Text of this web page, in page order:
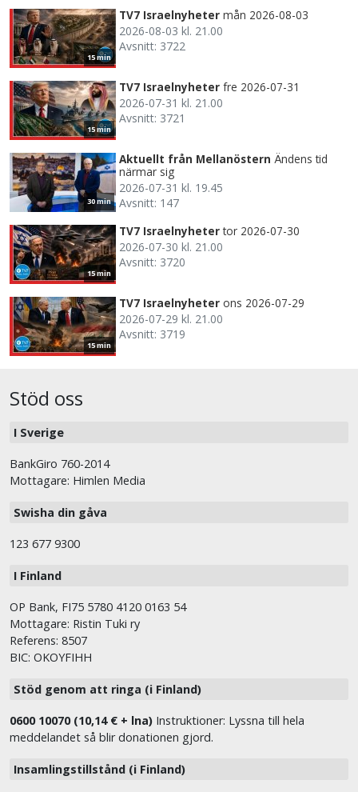
15 min
TV7 Israelnyheter mån 2026-08-03
2026-08-03 kl. 21.00
Avsnitt: 3722
15 min
TV7 Israelnyheter fre 2026-07-31
2026-07-31 kl. 21.00
Avsnitt: 3721
30 min
Aktuellt från Mellanöstern Ändens tid
närmar sig
2026-07-31 kl. 19.45
Avsnitt: 147
15 min
TV7 Israelnyheter tor 2026-07-30
2026-07-30 kl. 21.00
Avsnitt: 3720
15 min
TV7 Israelnyheter ons 2026-07-29
2026-07-29 kl. 21.00
Avsnitt: 3719
Stöd oss
I Sverige
BankGiro 760-2014
Mottagare: Himlen Media
Swisha din gåva
123 677 9300
I Finland
OP Bank, FI75 5780 4120 0163 54
Mottagare: Ristin Tuki ry
Referens: 8507
BIC: OKOYFIHH
Stöd genom att ringa (i Finland)
0600 10070 (10,14 € + lna) Instruktioner: Lyssna till hela
meddelandet så blir donationen gjord.
Insamlingstillstånd (i Finland)